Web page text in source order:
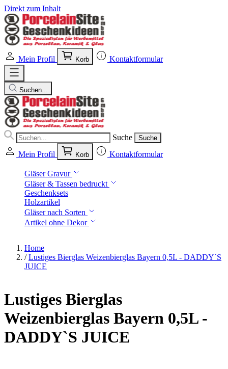
Direkt zum Inhalt
Mein Profil Korb Kontaktformular
Suchen...
Suche Suche
Mein Profil Korb Kontaktformular
Gläser Gravur
Gläser & Tassen bedruckt
Geschenksets
Holzartikel
Gläser nach Sorten
Artikel ohne Dekor
Home
/ Lustiges Bierglas Weizenbierglas Bayern 0,5L - DADDY`S
JUICE
Lustiges Bierglas
Weizenbierglas Bayern 0,5L -
DADDY`S JUICE